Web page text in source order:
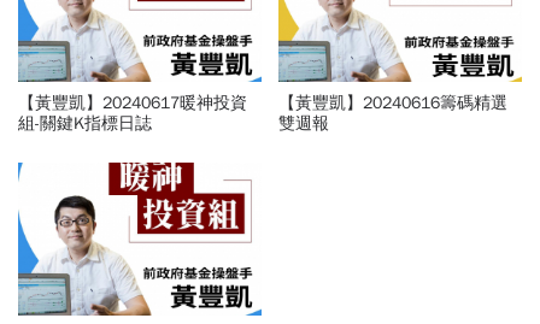
【黃豐凱】20240617暖神投資
組-關鍵K指標日誌
【黃豐凱】20240616籌碼精選
雙週報